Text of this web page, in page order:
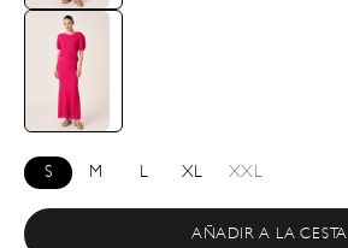
S M L XL XXL
AÑADIR A LA CESTA